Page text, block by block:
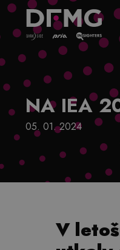
NA IEA
05. 01. 2024
V